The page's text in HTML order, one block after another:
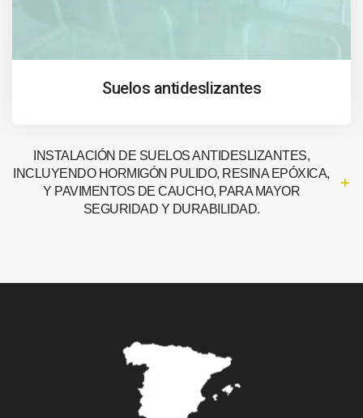
Suelos antideslizantes
INSTALACIÓN DE SUELOS ANTIDESLIZANTES,
INCLUYENDO HORMIGÓN PULIDO, RESINA EPÓXICA,
Y PAVIMENTOS DE CAUCHO, PARA MAYOR
SEGURIDAD Y DURABILIDAD.